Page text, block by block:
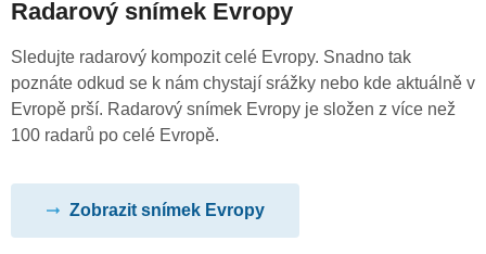
Radarový snímek Evropy
Sledujte radarový kompozit celé Evropy. Snadno tak
poznáte odkud se k nám chystají srážky nebo kde aktuálně v
Evropě prší. Radarový snímek Evropy je složen z více než
100 radarů po celé Evropě.
Zobrazit snímek Evropy